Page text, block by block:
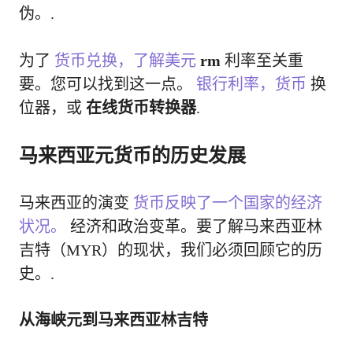
伪。.
为了 货币兑换，了解美元 rm 利率至关重
要。您可以找到这一点。 银行利率，货币 换
位器，或 在线货币转换器.
马来西亚元货币的历史发展
马来西亚的演变 货币反映了一个国家的经济
状况。
经济和政治变革。要了解马来西亚林
吉特（MYR）的现状，我们必须回顾它的历
史。.
从海峡元到马来西亚林吉特